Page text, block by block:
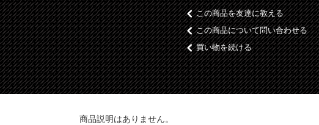
この商品を友達に教える
この商品について問い合わせる
買い物を続ける
商品説明はありません。